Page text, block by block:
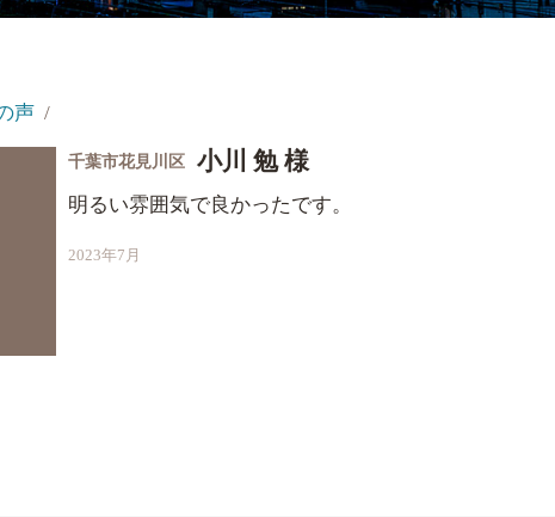
声
千葉市花見川区 小川 勉 様
明るい雰囲気で良かったです。
2023年7月